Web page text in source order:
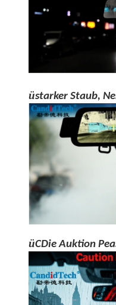
üstarker Staub,
üCDie Auktion